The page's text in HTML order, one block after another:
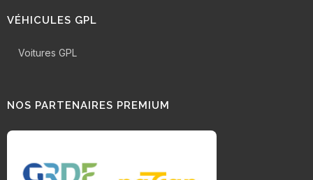
VÉHICULES GPL
Voitures GPL
NOS PARTENAIRES PREMIUM